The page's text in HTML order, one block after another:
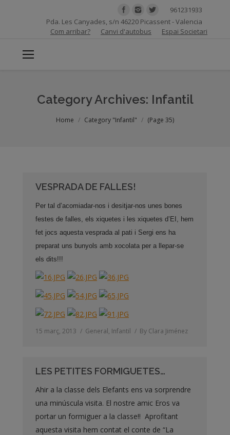
961231933
Pda. Les Canyades, s/n 46220 Picassent - Valencia
Com arribar?
Canvi d'autobus Espai Societari
Category Archives: Infantil
You are here:
Home Category "Infantil" (Page 35)
VESPRADA DE FALLES!
Per tal d’acomiadar-nos i desitjar-nos unes bones
festes de falles, els xiquetes i les xiquetes d’EI, hem
fet jocs aquesta vesprada al pati i Sergi ens ha
preparat uns bunyols amb xocolata per a llepar-se
els dits!!!
15 març, 2013 General, Infantil By Clara Jiménez
LES PETITES FORMIGUETES…
Ahir a la classe dels Elefants ens va sorprendre
una minúscula visita. El nostre amic Eros va
portar un formiguer a la classe!! Aprofitant
aquesta visita hem contat el conte de “La